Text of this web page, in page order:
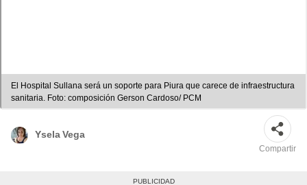
El Hospital Sullana será un soporte para Piura que carece de infraestructura
sanitaria. Foto: composición Gerson Cardoso/ PCM
Ysela Vega
Compartir